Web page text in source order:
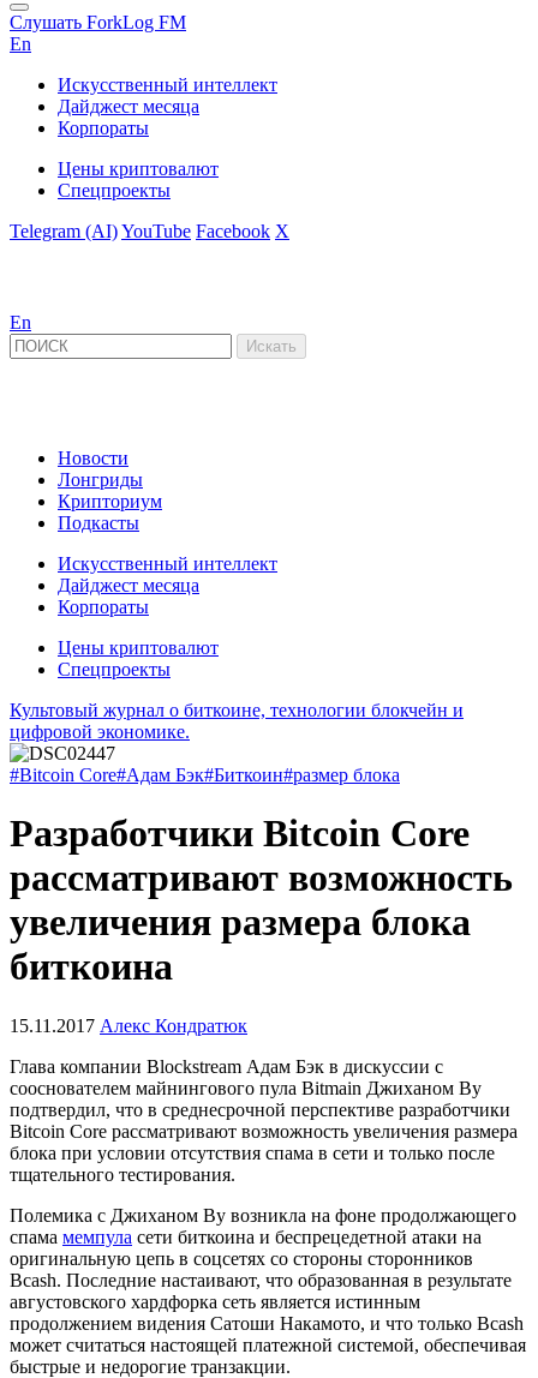
Слушать ForkLog FM
En
Искусственный интеллект
Дайджест месяца
Корпораты
Цены криптовалют
Спецпроекты
Telegram (AI)YouTube Facebook X
En
Новости
Лонгриды
Крипториум
Подкасты
Искусственный интеллект
Дайджест месяца
Корпораты
Цены криптовалют
Спецпроекты
Культовый журнал о биткоине, технологии блокчейн и
цифровой экономике.
#Bitcoin Core#Адам Бэк#Биткоин#размер блока
Разработчики Bitcoin Core
рассматривают возможность
увеличения размера блока
биткоина
15.11.2017 Алекс Кондратюк
Глава компании Blockstream Адам Бэк в дискуссии с
сооснователем майнингового пула Bitmain Джиханом Ву
подтвердил, что в среднесрочной перспективе разработчики
Bitcoin Core рассматривают возможность увеличения размера
блока при условии отсутствия спама в сети и только после
тщательного тестирования.
Полемика с Джиханом Ву возникла на фоне продолжающего
спама мемпула сети биткоина и беспрецедетной атаки на
оригинальную цепь в соцсетях со стороны сторонников
Bcash. Последние настаивают, что образованная в результате
августовского хардфорка сеть является истинным
продолжением видения Сатоши Накамото, и что только Bcash
может считаться настоящей платежной системой, обеспечивая
быстрые и недорогие транзакции.